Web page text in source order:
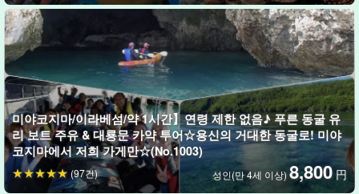
33피트 22인승 특수 유리 보트로 안내한다!
선저의 특수한 구조로 인해 대형 W 글라스 클린으로 주행 시에도 거
품이 거의 없이 시종일관 맑게 해저를 볼 수 있어요♪!
미야코지마/이라베섬/약 1시간】연령 제한 없음♪ 푸른 동굴 유
리 보트 주유 & 대룡문 카약 투어☆용신의 거대한 동굴로! 미야
코지마에서 저희 가게만☆(No.1003)
성인(만 4세 이상)8,800 円
(97건)